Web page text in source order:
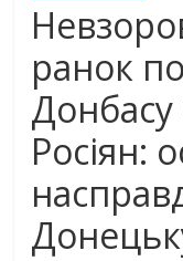
ранок
Росіян: